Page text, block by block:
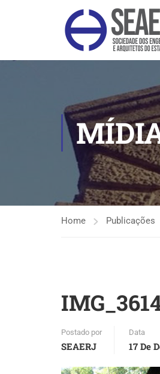
Home Publicações
Postado por
SEAERJ
Data
17 De